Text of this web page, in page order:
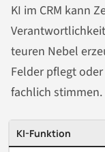
KI im CRM kann
teuren Nebel
Felder pflegt
fachlich stimmen.
KI-Funktion